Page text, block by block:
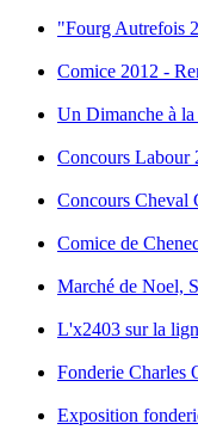
"Fourg Autrefois
Comice 2012 -
Un Dimanche à
Concours Labour
Concours Cheval
Comice de
Marché de Noel,
L'x2403 sur la
Fonderie Charles
Exposition